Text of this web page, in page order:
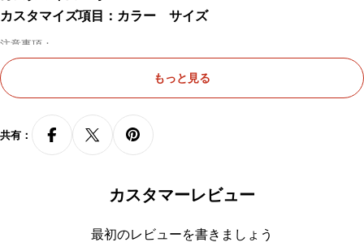
カスタマイズ項目：カラー サイズ
注意事項：
・大型の商品（完成品）のため、納品は車上渡しまたは1階でのお渡しとなり
ます。商品をご購入いただく前に、梱包サイズと搬入経路を必ずご確認くだ
さい。万が一、搬入ができない場合でも、ご返品·キャンセルはお受けできか
・商品のサイズや重量などの詳細情報についてわからない場合は、チャット
ボットまたはメールでお問い合わせください。
・配送については、出荷元指定の運送会社が利用されます。運送会社と追跡
・搬入をご希望の場合、搬入費用が発生します。詳細は本サイトに掲載され
る「ご利用規約」の第9条 消費税・配送料等をご確認ください。搬入をご
もっと見る
共有：
カスタマーレビュー
最初のレビューを書きましょう